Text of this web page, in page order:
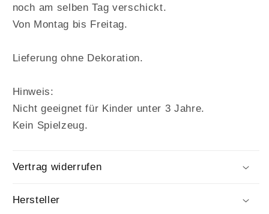
noch am selben Tag verschickt.
Von Montag bis Freitag.
Lieferung ohne Dekoration.
Hinweis:
Nicht geeignet für Kinder unter 3 Jahre.
Kein Spielzeug.
Vertrag widerrufen
Hersteller